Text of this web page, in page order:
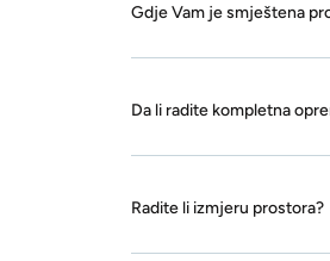
Gdje Vam je smještena
Da li radite kompletna
Radite li izmjeru prostora?